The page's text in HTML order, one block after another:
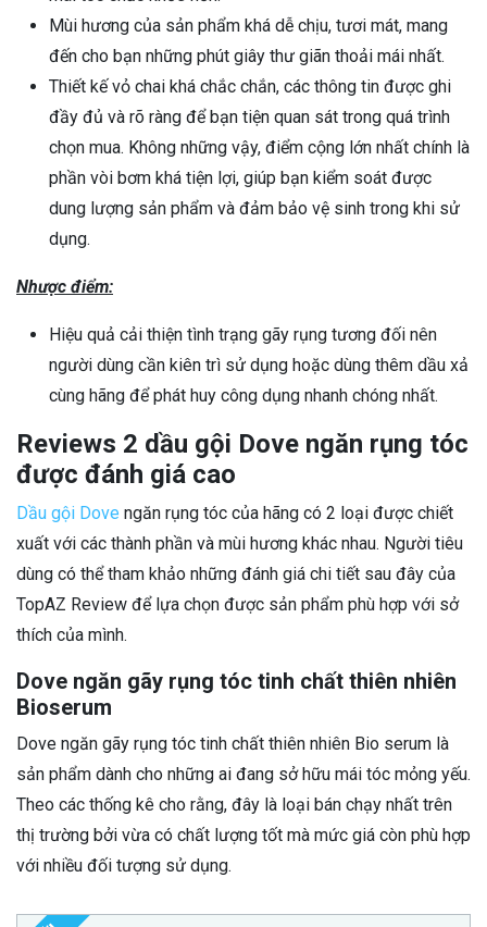
Mùi hương của sản phẩm khá dễ chịu, tươi mát, mang
đến cho bạn những phút giây thư giãn thoải mái nhất.
Thiết kế vỏ chai khá chắc chắn, các thông tin được ghi
đầy đủ và rõ ràng để bạn tiện quan sát trong quá trình
chọn mua. Không những vậy, điểm cộng lớn nhất chính là
phần vòi bơm khá tiện lợi, giúp bạn kiểm soát được
dung lượng sản phẩm và đảm bảo vệ sinh trong khi sử
dụng.
Nhược điểm:
Hiệu quả cải thiện tình trạng gãy rụng tương đối nên
người dùng cần kiên trì sử dụng hoặc dùng thêm dầu xả
cùng hãng để phát huy công dụng nhanh chóng nhất.
Reviews 2 dầu gội Dove ngăn rụng tóc
được đánh giá cao
Dầu gội Dove ngăn rụng tóc của hãng có 2 loại được chiết
xuất với các thành phần và mùi hương khác nhau. Người tiêu
dùng có thể tham khảo những đánh giá chi tiết sau đây của
TopAZ Review để lựa chọn được sản phẩm phù hợp với sở
thích của mình.
Dove ngăn gãy rụng tóc tinh chất thiên nhiên
Bioserum
Dove ngăn gãy rụng tóc tinh chất thiên nhiên Bio serum là
sản phẩm dành cho những ai đang sở hữu mái tóc mỏng yếu.
Theo các thống kê cho rằng, đây là loại bán chạy nhất trên
thị trường bởi vừa có chất lượng tốt mà mức giá còn phù hợp
với nhiều đối tượng sử dụng.